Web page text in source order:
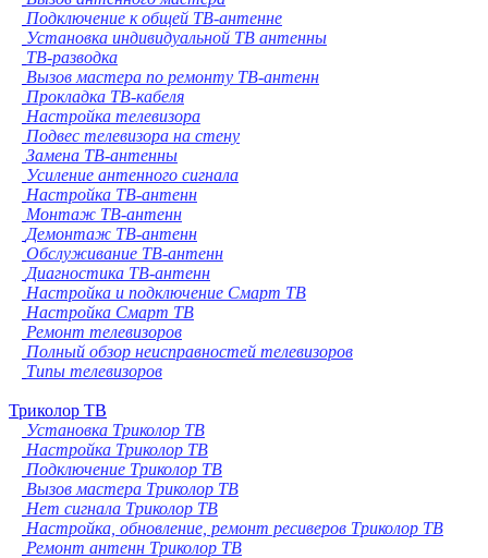
Подключение к общей ТВ-антенне
Установка индивидуальной ТВ антенны
ТВ-разводка
Вызов мастера по ремонту ТВ-антенн
Прокладка ТВ-кабеля
Настройка телевизора
Подвес телевизора на стену
Замена ТВ-антенны
Усиление антенного сигнала
Настройка ТВ-антенн
Монтаж ТВ-антенн
Демонтаж ТВ-антенн
Обслуживание ТВ-антенн
Диагностика ТВ-антенн
Настройка и подключение Смарт ТВ
Настройка Смарт ТВ
Ремонт телевизоров
Полный обзор неисправностей телевизоров
Типы телевизоров
Триколор ТВ
Установка Триколор ТВ
Настройка Триколор ТВ
Подключение Триколор ТВ
Вызов мастера Триколор ТВ
Нет сигнала Триколор ТВ
Настройка, обновление, ремонт ресиверов Триколор ТВ
Ремонт антенн Триколор ТВ